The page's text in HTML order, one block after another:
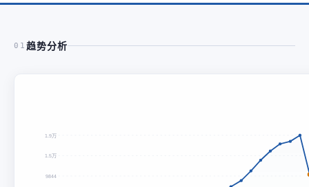
01 趋势分析
1.9万
1.5万
9844